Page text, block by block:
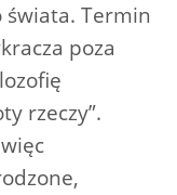
świata. Termin
poza
rzeczy”.